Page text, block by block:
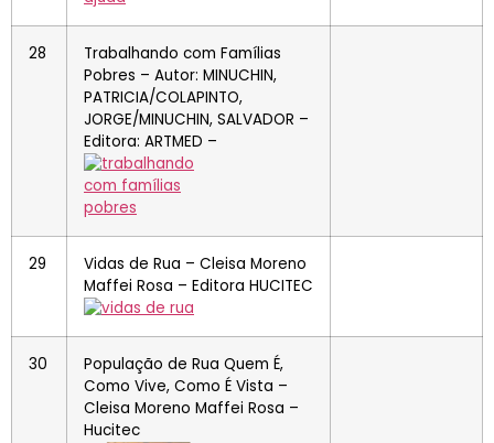
28
Trabalhando com Famílias
Pobres – Autor: MINUCHIN,
PATRICIA/COLAPINTO,
JORGE/MINUCHIN, SALVADOR –
Editora: ARTMED –
29
Vidas de Rua – Cleisa Moreno
Maffei Rosa – Editora HUCITEC
30
População de Rua Quem É,
Como Vive, Como É Vista –
Cleisa Moreno Maffei Rosa –
Hucitec